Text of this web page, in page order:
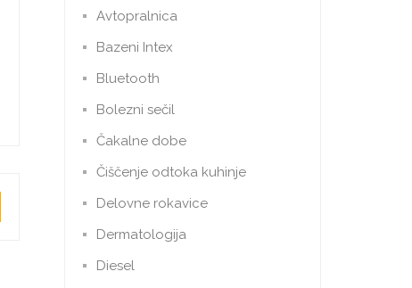
Avtopralnica
Bazeni Intex
Bluetooth
Bolezni sečil
Čakalne dobe
Čiščenje odtoka kuhinje
Delovne rokavice
Dermatologija
Diesel